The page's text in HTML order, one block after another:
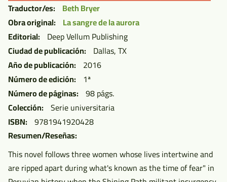
Traductor/es
Beth Bryer
Obra original
La sangre de la aurora
Editorial
Deep Vellum Publishing
Ciudad de publicación
Dallas, TX
Año de publicación
2016
Número de edición
1ª
Número de páginas
98 págs.
Colección
Serie universitaria
ISBN
9781941920428
Resumen/Reseñas
This novel follows three women whose lives intertwine and
are ripped apart during what's known as the time of fear" in